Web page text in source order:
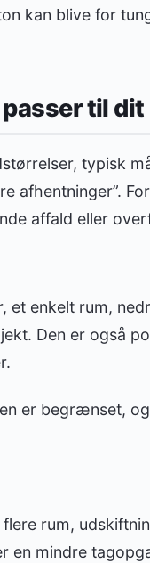
kan blive for
til
typisk
afhentninger”.
affald eller
et enkelt rum,
Den er også
er begrænset,
rum,
mindre